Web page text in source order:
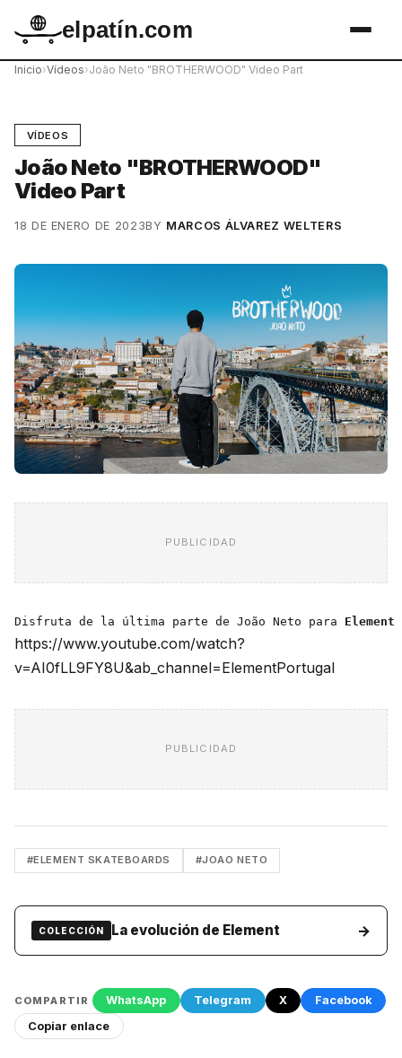
elpatín.com
Inicio›Vídeos›João Neto "BROTHERWOOD" Video Part
VÍDEOS
João Neto "BROTHERWOOD"
Video Part
18 DE ENERO DE 2023BY MARCOS ÁLVAREZ WELTERS
PUBLICIDAD
Disfruta de la última parte de João Neto para Element
https://www.youtube.com/watch?
v=AI0fLL9FY8U&ab_channel=ElementPortugal
PUBLICIDAD
#ELEMENT SKATEBOARDS #JOAO NETO
COLECCIÓN La evolución de Element →
COMPARTIR WhatsApp Telegram X
Facebook
Copiar enlace